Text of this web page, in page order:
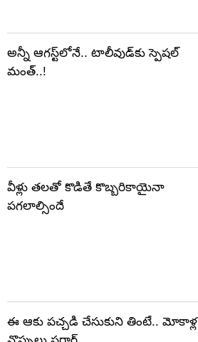
అన్నీ ఆగస్ట్‌లోనే.. టాలీవుడ్‌కు స్పెషల్
మంత్..!
వీళ్లు తలతో కొడితే కొబ్బరికాయైనా
పగలాల్సిందే
ఈ ఆకు పచ్చడి చేసుకుని తింటే.. మోకాళ్ల